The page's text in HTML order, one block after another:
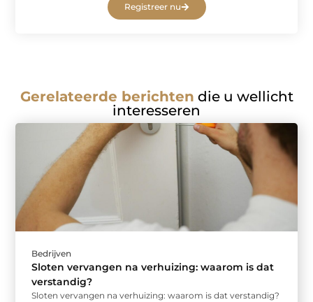
Registreer nu
Gerelateerde berichten die u wellicht
interesseren
Bedrijven
Sloten vervangen na verhuizing: waarom is dat
verstandig?
Sloten vervangen na verhuizing: waarom is dat verstandig?